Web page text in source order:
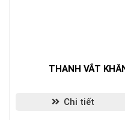
THANH VẮT
Chi tiết